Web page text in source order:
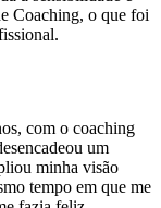
Coaching, o que foi
com o coaching
um
minha visão
tempo em que me